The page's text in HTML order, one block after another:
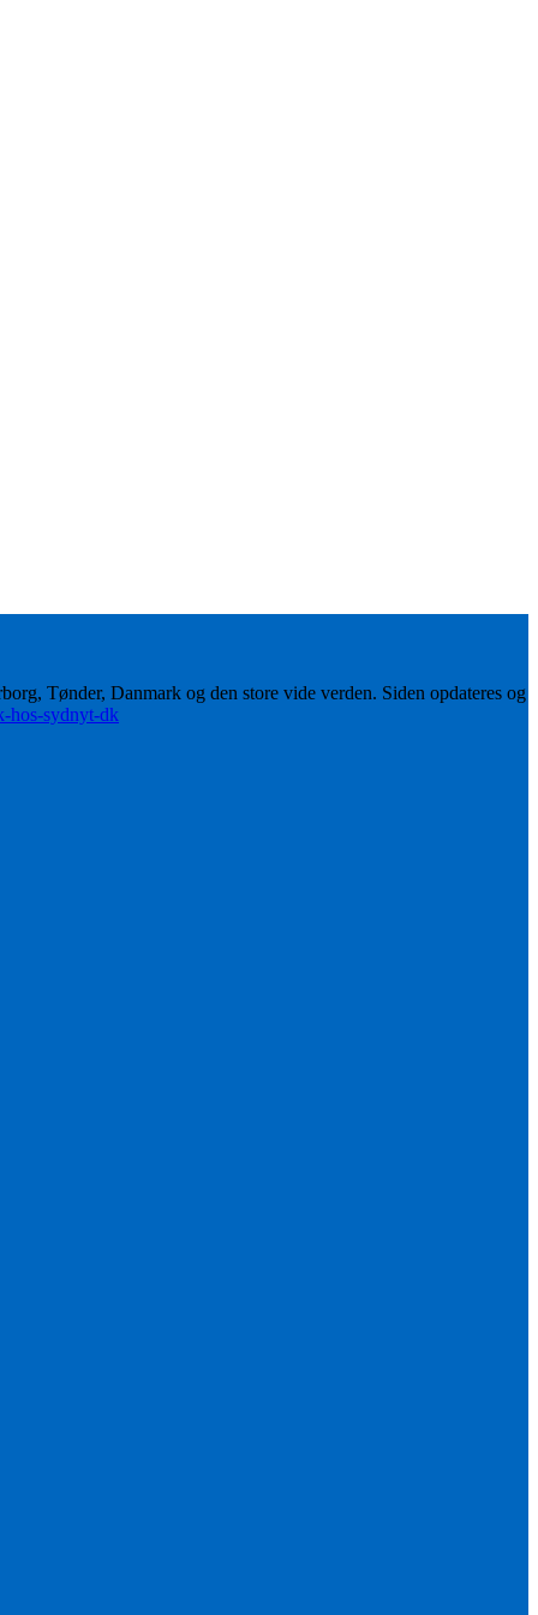
Tønder, Danmark og den store vide verden. Siden opdateres og
hos-sydnyt-dk